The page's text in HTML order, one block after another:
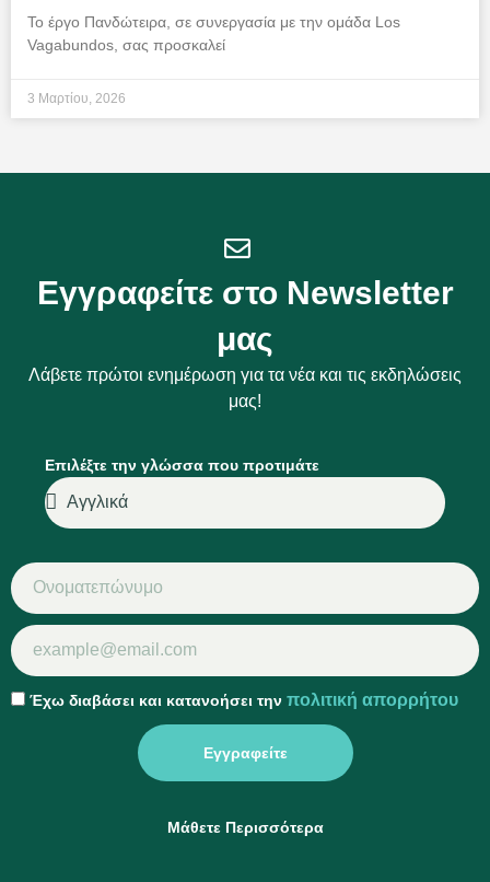
Το έργο Πανδώτειρα, σε συνεργασία με την ομάδα Los
Vagabundos, σας προσκαλεί
3 Μαρτίου, 2026
Εγγραφείτε στο Newsletter
μας
Λάβετε πρώτοι ενημέρωση για τα νέα και τις εκδηλώσεις
μας!
Επιλέξτε την γλώσσα που προτιμάτε
Έχω διαβάσει και κατανοήσει την πολιτική απορρήτου
Εγγραφείτε
Μάθετε Περισσότερα